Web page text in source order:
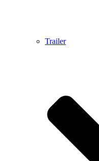
Trailer